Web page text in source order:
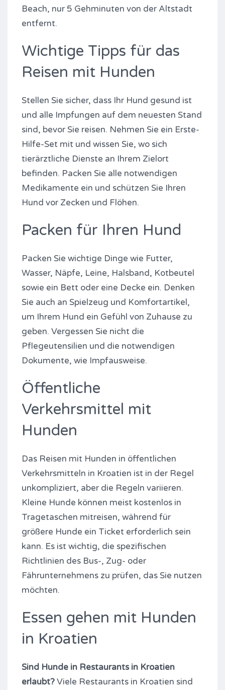
Beach, nur 5 Gehminuten von der Altstadt
entfernt.
Wichtige Tipps für das
Reisen mit Hunden
Stellen Sie sicher, dass Ihr Hund gesund ist
und alle Impfungen auf dem neuesten Stand
sind, bevor Sie reisen. Nehmen Sie ein Erste-
Hilfe-Set mit und wissen Sie, wo sich
tierärztliche Dienste an Ihrem Zielort
befinden. Packen Sie alle notwendigen
Medikamente ein und schützen Sie Ihren
Hund vor Zecken und Flöhen.
Packen für Ihren Hund
Packen Sie wichtige Dinge wie Futter,
Wasser, Näpfe, Leine, Halsband, Kotbeutel
sowie ein Bett oder eine Decke ein. Denken
Sie auch an Spielzeug und Komfortartikel,
um Ihrem Hund ein Gefühl von Zuhause zu
geben. Vergessen Sie nicht die
Pflegeutensilien und die notwendigen
Dokumente, wie Impfausweise.
Öffentliche
Verkehrsmittel mit
Hunden
Das Reisen mit Hunden in öffentlichen
Verkehrsmitteln in Kroatien ist in der Regel
unkompliziert, aber die Regeln variieren.
Kleine Hunde können meist kostenlos in
Tragetaschen mitreisen, während für
größere Hunde ein Ticket erforderlich sein
kann. Es ist wichtig, die spezifischen
Richtlinien des Bus-, Zug- oder
Fährunternehmens zu prüfen, das Sie nutzen
möchten.
Essen gehen mit Hunden
in Kroatien
Sind Hunde in Restaurants in Kroatien
erlaubt?Viele Restaurants in Kroatien sind